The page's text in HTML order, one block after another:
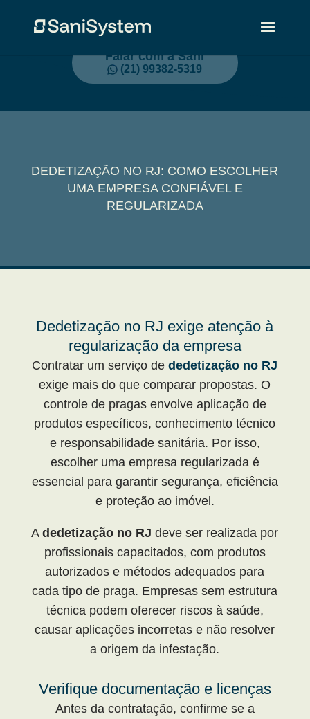
Falar com a Sani
(21) 99382-5319
DEDETIZAÇÃO NO RJ: COMO ESCOLHER
UMA EMPRESA CONFIÁVEL E
REGULARIZADA
Dedetização no RJ exige atenção à
regularização da empresa
Contratar um serviço dededetização no RJ
exige mais do que comparar propostas. O
controle de pragas envolve aplicação de
produtos específicos, conhecimento técnico
e responsabilidade sanitária. Por isso,
escolher uma empresa regularizada é
essencial para garantir segurança, eficiência
e proteção ao imóvel.
Adedetização no RJ deve ser realizada por
profissionais capacitados, com produtos
autorizados e métodos adequados para
cada tipo de praga. Empresas sem estrutura
técnica podem oferecer riscos à saúde,
causar aplicações incorretas e não resolver
a origem da infestação.
Verifique documentação e licenças
Antes da contratação, confirme se a